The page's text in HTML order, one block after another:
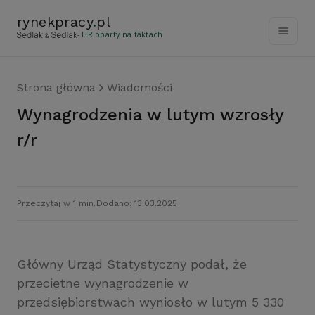
rynekpracy.pl
- HR oparty na faktach
Strona główna Wiadomości
Wynagrodzenia w lutym wzrosły
r/r
Przeczytaj w 1 min. Dodano: 13.03.2025
Główny Urząd Statystyczny podał, że
przeciętne wynagrodzenie w
przedsiębiorstwach wyniosło w lutym 5 330